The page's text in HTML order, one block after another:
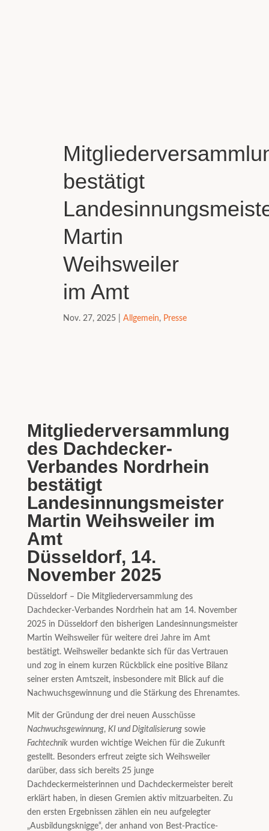
bestätigt
Martin
Weihsweiler
im Amt
Nov. 27, 2025| Allgemein, Presse
Mitgliederversammlung
des Dachdecker-
Verbandes Nordrhein
bestätigt
Landesinnungsmeister
Martin Weihsweiler im
Amt
Düsseldorf, 14.
November 2025
Düsseldorf – Die Mitgliederversammlung des
Dachdecker-Verbandes Nordrhein hat am 14. November
2025 in Düsseldorf den bisherigen Landesinnungsmeister
Martin Weihsweiler für weitere drei Jahre im Amt
bestätigt. Weihsweiler bedankte sich für das Vertrauen
und zog in einem kurzen Rückblick eine positive Bilanz
seiner ersten Amtszeit, insbesondere mit Blick auf die
Nachwuchsgewinnung und die Stärkung des Ehrenamtes.
Mit der Gründung der drei neuen Ausschüsse
Nachwuchsgewinnung, KI und Digitalisierungsowie
Fachtechnikwurden wichtige Weichen für die Zukunft
gestellt. Besonders erfreut zeigte sich Weihsweiler
darüber, dass sich bereits 25 junge
Dachdeckermeisterinnen und Dachdeckermeister bereit
erklärt haben, in diesen Gremien aktiv mitzuarbeiten. Zu
den ersten Ergebnissen zählen ein neu aufgelegter
„Ausbildungsknigge“, der anhand von Best-Practice-